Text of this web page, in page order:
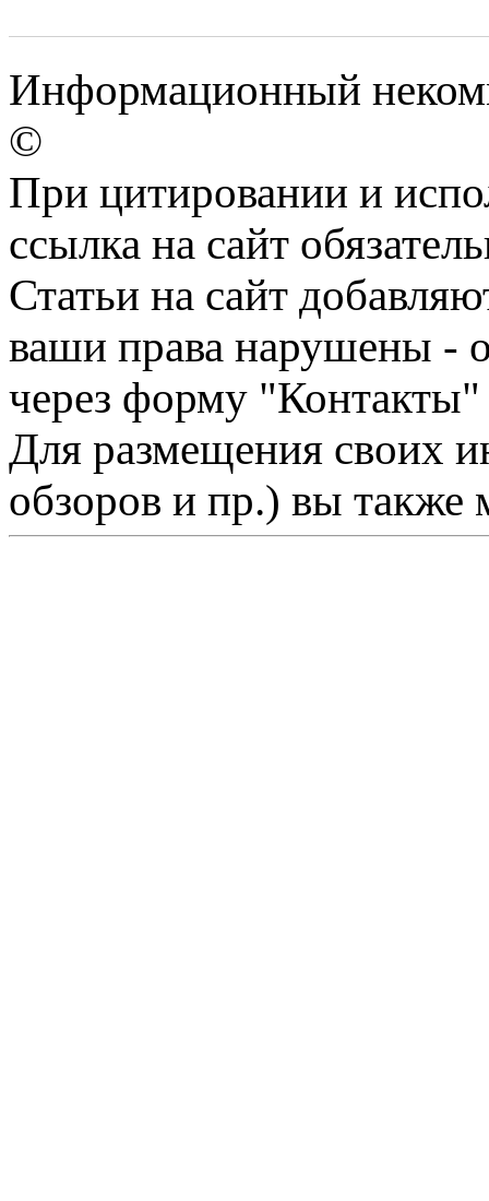
Информационный
©
При цитировании и
ссылка на сайт
Статьи на сайт
ваши права нарушены -
через форму "Контакты"
Для размещения своих
обзоров и пр.) вы также